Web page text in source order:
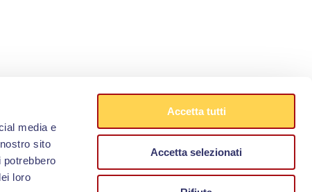
media e
sito
loro
Accetta tutti
Accetta selezionati